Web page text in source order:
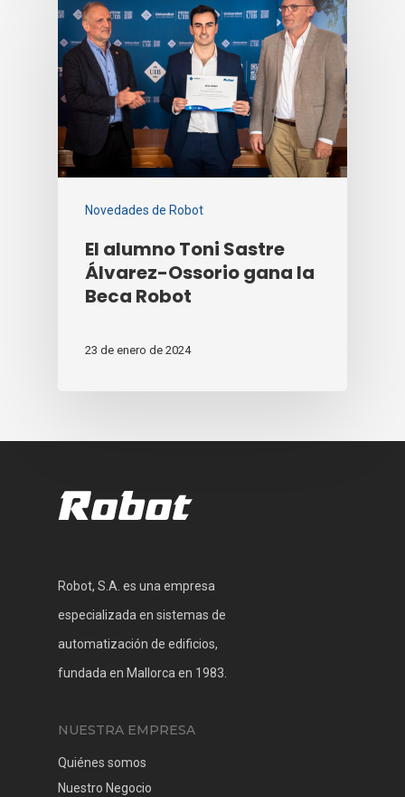
Novedades de Robot
El alumno Toni Sastre
Álvarez-Ossorio gana la
Beca Robot
23 de enero de 2024
Robot, S.A. es una empresa
especializada en sistemas de
automatización de edificios,
fundada en Mallorca en 1983.
NUESTRA EMPRESA
Quiénes somos
Nuestro Negocio